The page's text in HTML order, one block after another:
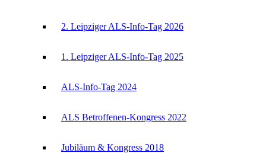
2. Leipziger ALS-Info-Tag 2026
1. Leipziger ALS-Info-Tag 2025
ALS-Info-Tag 2024
ALS Betroffenen-Kongress 2022
Jubiläum & Kongress 2018